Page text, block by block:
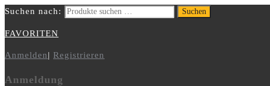
Suchen nach: Suchen
FAVORITEN
Anmelden| Registrieren
Anmeldung